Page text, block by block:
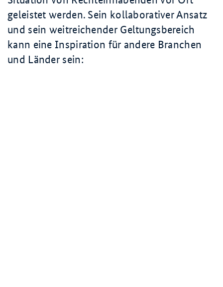
geleistet werden. Sein kollaborativer Ansatz
und sein weitreichender Geltungsbereich
kann eine Inspiration für andere Branchen
und Länder sein: